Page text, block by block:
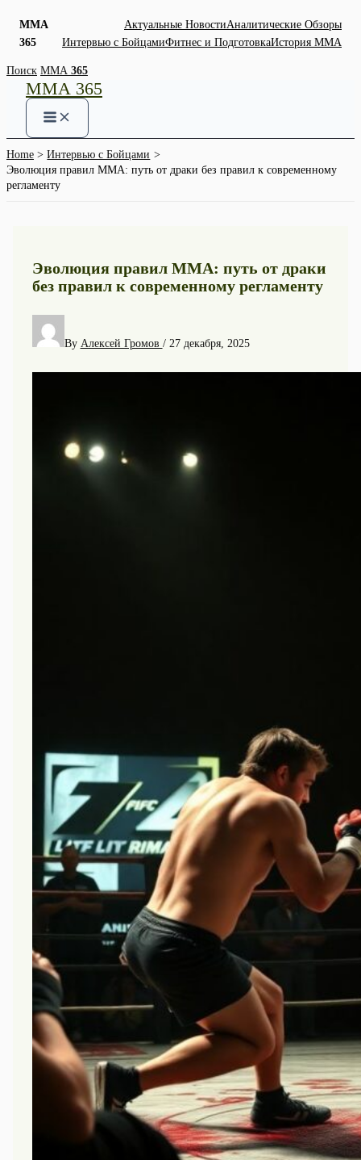
ММА
365
Актуальные НовостиАналитические Обзоры
Интервью с БойцамиФитнес и ПодготовкаИстория ММА
Skip
content
Поиск ММА 365
ММА 365
Home
Интервью с Бойцами
Эволюция правил ММА: путь от драки без правил к современному
регламенту
Эволюция правил ММА: путь от драки
без правил к современному регламенту
By Алексей Громов / 27 декабря, 2025